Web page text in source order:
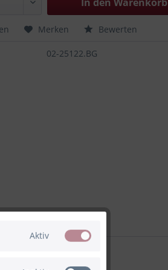
Merken Bewerten
02-25122.BG
Aktiv